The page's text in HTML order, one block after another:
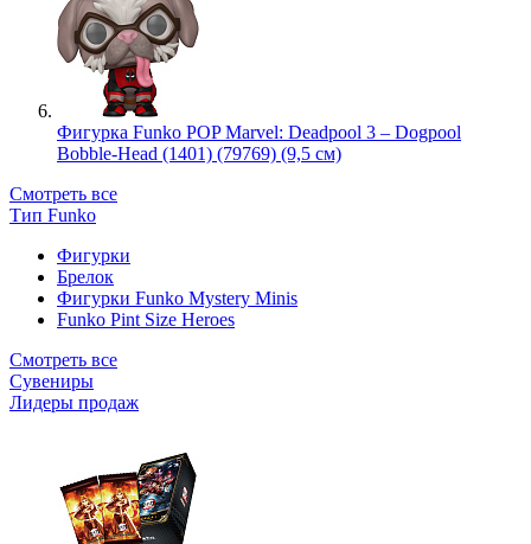
Фигурка Funko POP Marvel: Deadpool 3 – Dogpool
Bobble-Head (1401) (79769) (9,5 см)
Смотреть все
Тип Funko
Фигурки
Брелок
Фигурки Funko Mystery Minis
Funko Pint Size Heroes
Смотреть все
Сувениры
Лидеры продаж